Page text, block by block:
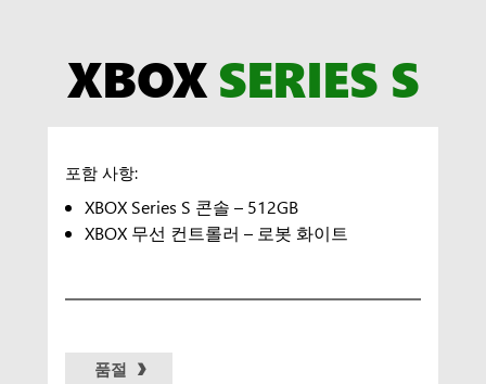
XBOXSERIES S
포함 사항:
XBOX Series S 콘솔 – 512GB
XBOX 무선 컨트롤러 – 로봇 화이트
품절